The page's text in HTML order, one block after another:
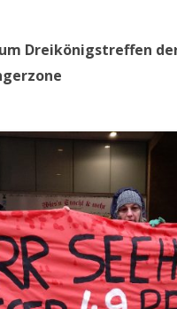
Dreikönigstreffen